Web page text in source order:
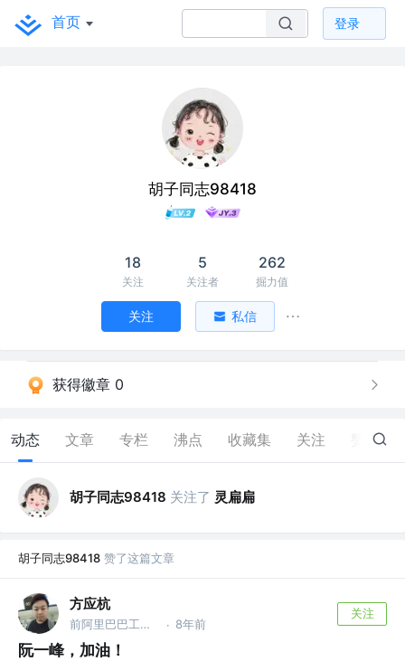
首页 登录
胡子同志98418
18
关注
5
关注者
262
掘力值
关注 私信
获得徽章 0
动态 文章 专栏 沸点 收藏集 关注 7
胡子同志98418 关注了 灵扁扁
胡子同志98418 赞了这篇文章
方应杭
前阿里巴巴工程师，前腾讯工程师 · 8年前
关注
阮一峰，加油！